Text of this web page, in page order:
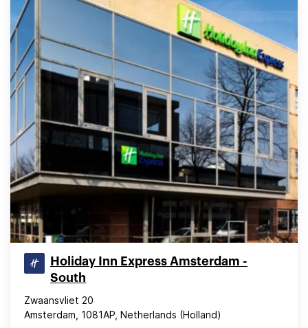
Holiday Inn Express Amsterdam -
South
Zwaansvliet 20
Amsterdam, 1081AP, Netherlands (Holland)